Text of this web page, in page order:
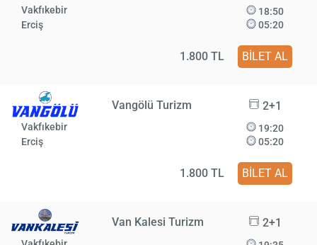
Vakfıkebir
Erciş
18:50
05:20
1.800 TL BİLET AL
Vangölü Turizm 2+1
Vakfıkebir
Erciş
19:20
05:20
1.800 TL BİLET AL
Van Kalesi Turizm 2+1